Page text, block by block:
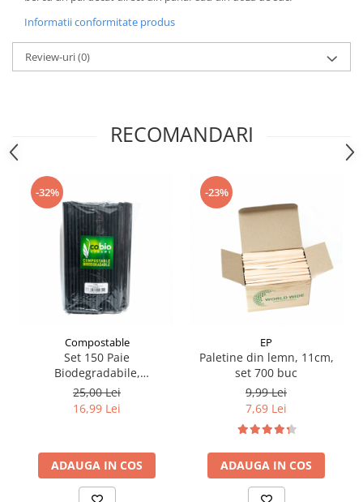
Informatii conformitate produs
Review-uri(0)
RECOMANDARI
-32%
Compostable
Set 150 Paie
Biodegradabile,
Compostabile, Drepte,
Negre, 250X8mm
25,00 Lei
16,99 Lei
ADAUGA IN COS
-23%
EP
Paletine din lemn, 11cm,
set 700 buc
9,99 Lei
7,69 Lei
ADAUGA IN COS